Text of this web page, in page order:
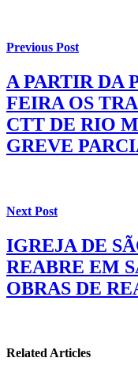
Previous Post
A PARTIR DA
FEIRA OS
CTT DE RIO
GREVE
Next Post
IGREJA DE
REABRE EM
OBRAS DE
Related Articles